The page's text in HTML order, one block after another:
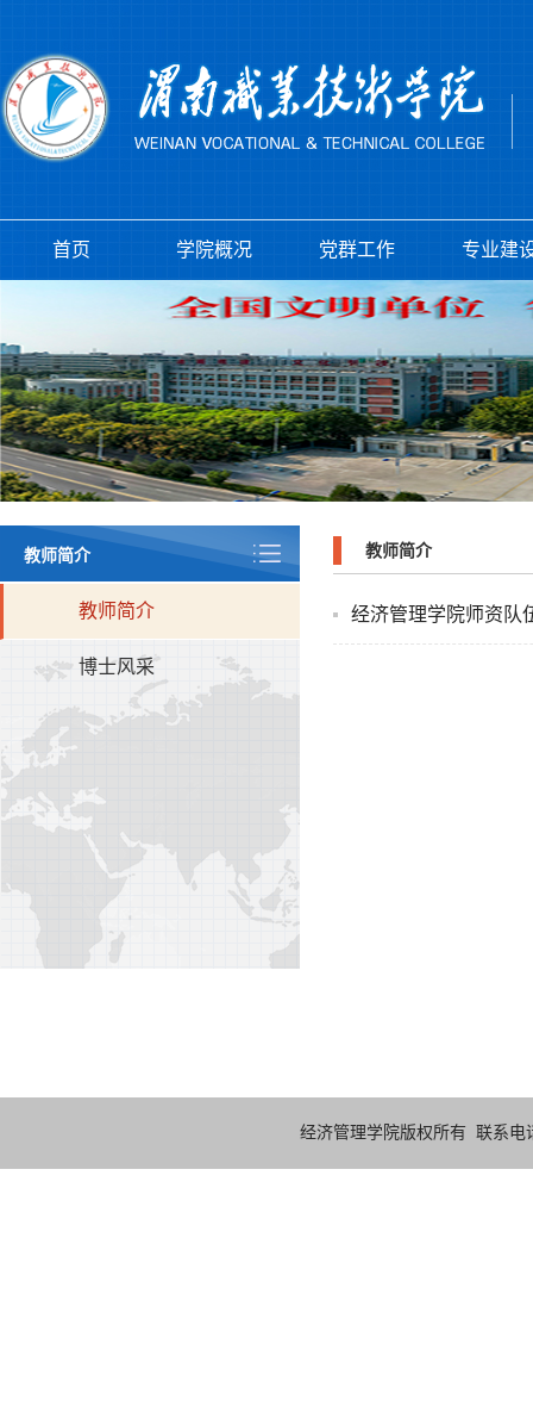
首页 学院概况 党群工作 专业建
教师简介
教师简介
博士风采
教师简介
经济管理学院师资队
经济管理学院版权所有 联系电